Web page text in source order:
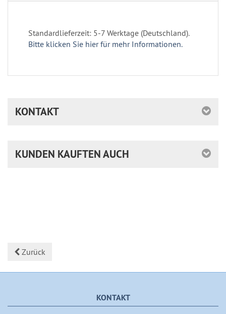
Standardlieferzeit: 5-7 Werktage (Deutschland).
Bitte klicken Sie hier für mehr Informationen.
KONTAKT
KUNDEN KAUFTEN AUCH
Zurück
KONTAKT